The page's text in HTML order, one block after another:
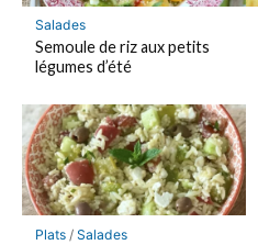
Salades
Semoule de riz aux petits
légumes d’été
Plats/ Salades